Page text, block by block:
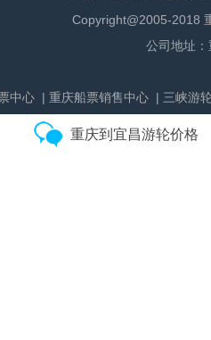
Copyright@2005-2018
公司地址
中心 | 重庆船票销售中心 | 三峡游
重庆到宜昌游轮价格